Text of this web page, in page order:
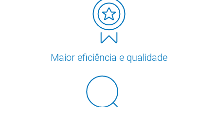
Maior eficiência e qualidade